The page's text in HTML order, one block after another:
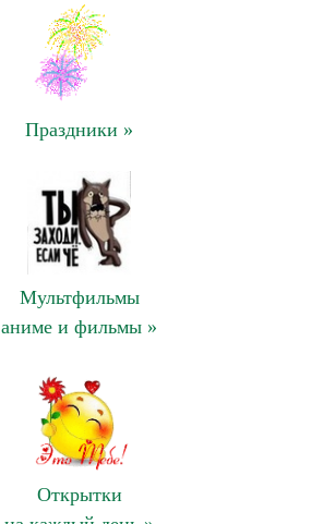
Праздники »
Мультфильмы
аниме и фильмы »
Открытки